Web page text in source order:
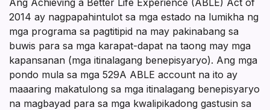
2014 ay nagpapahintulot sa mga estado na lumikha ng
mga programa sa pagtitipid na may pakinabang sa
buwis para sa mga karapat-dapat na taong may mga
kapansanan (mga itinalagang benepisyaryo). Ang mga
pondo mula sa mga 529A ABLE account na ito ay
maaaring makatulong sa mga itinalagang benepisyaryo
na magbayad para sa mga kwalipikadong gastusin sa